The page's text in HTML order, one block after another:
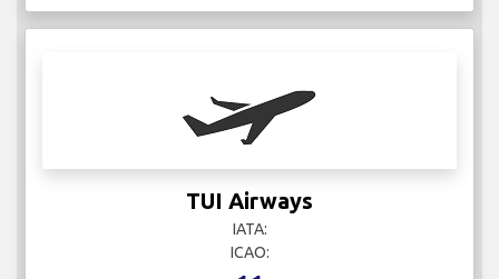
TUI Airways
IATA:
ICAO:
11
Vuelos Semanales
Más información